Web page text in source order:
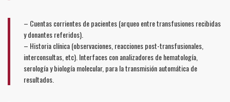
– Cuentas corrientes de pacientes (arqueo entre transfusiones recibidas
y donantes referidos).
– Historia clínica (observaciones, reacciones post-transfusionales,
interconsultas, etc). Interfaces con analizadores de hematología,
serología y biología molecular, para la transmisión automática de
resultados.